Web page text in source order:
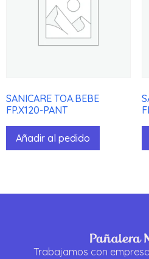
SANICARE TOA.BEBE
FP.X120-PANT
Añadir al pedido
Trabajamos con